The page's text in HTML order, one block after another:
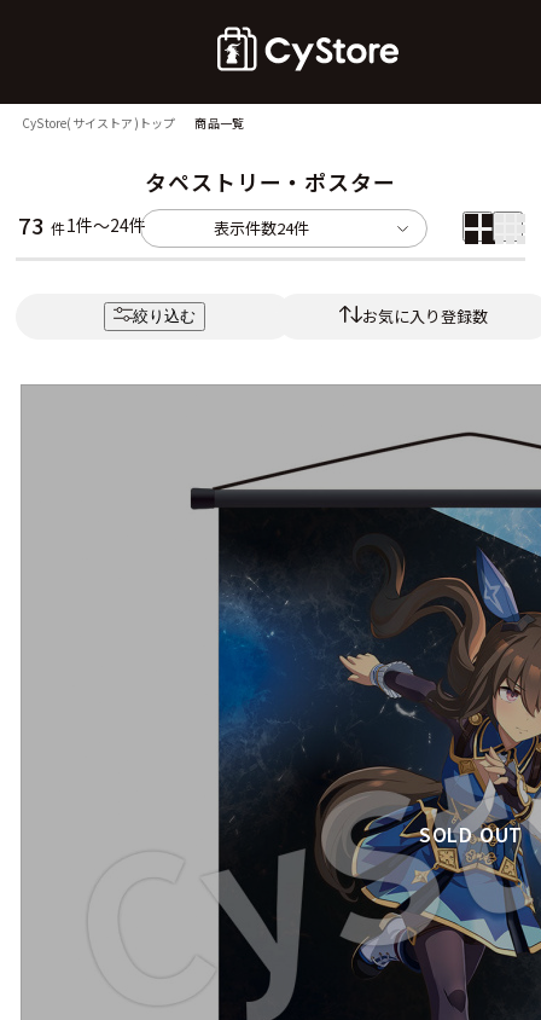
CyStore(サイストア)トップ 商品一覧
タペストリー・ポスター
73 件1件～24件 表示件数24件
絞り込む お気に入り登録数
SOLD OUT